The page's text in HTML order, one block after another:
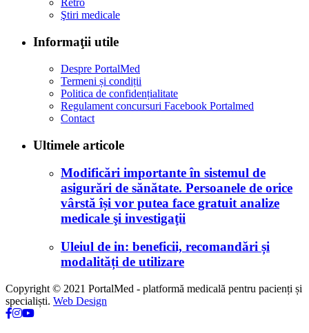
Retro
Ştiri medicale
Informaţii utile
Despre PortalMed
Termeni și condiții
Politica de confidențialitate
Regulament concursuri Facebook Portalmed
Contact
Ultimele articole
Modificări importante în sistemul de
asigurări de sănătate. Persoanele de orice
vârstă își vor putea face gratuit analize
medicale şi investigaţii
Uleiul de in: beneficii, recomandări și
modalități de utilizare
Copyright © 2021 PortalMed - platformă medicală pentru pacienți și
specialiști. Web Design